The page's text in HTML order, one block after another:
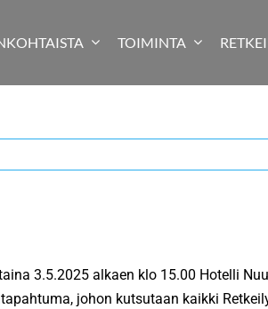
TOIMINTA
3.5.2025 alkaen klo 15.00 Hotelli
johon kutsutaan kaikki